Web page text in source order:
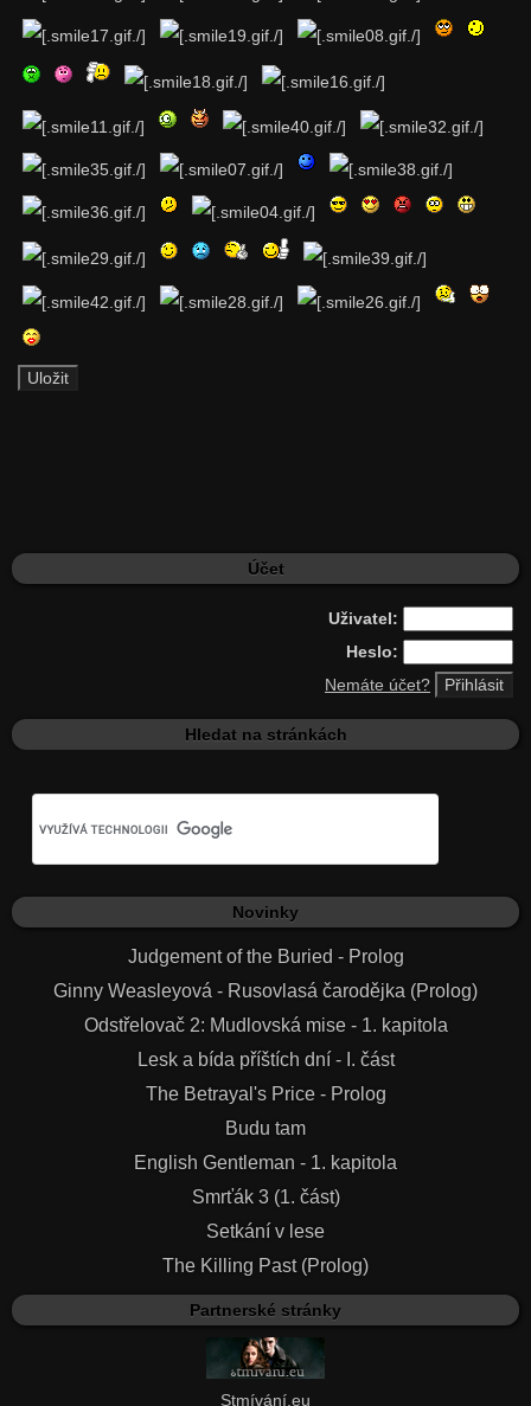
Účet
Uživatel:
Heslo:
Nemáte účet?
Hledat na stránkách
Novinky
Judgement of the Buried - Prolog
Ginny Weasleyová - Rusovlasá čarodějka (Prolog)
Odstřelovač 2: Mudlovská mise - 1. kapitola
Lesk a bída příštích dní - I. část
The Betrayal's Price - Prolog
Budu tam
English Gentleman - 1. kapitola
Smrťák 3 (1. část)
Setkání v lese
The Killing Past (Prolog)
Partnerské stránky
Stmívání.eu